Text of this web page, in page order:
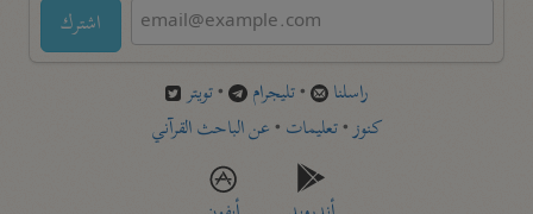
اشترك
راسلنا •تليجرام •تويتر
كنوز•تعليمات •عن الباحث القرآني